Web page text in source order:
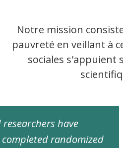
Notre mission
pauvreté en veillant à
sociales s'appuient
researchers have
randomized